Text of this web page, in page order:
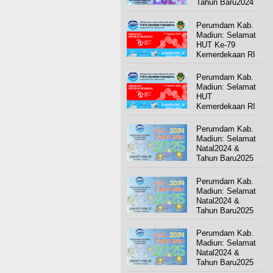
Tahun Baru2024
Perumdam Kab.
Madiun: Selamat
HUT Ke-79
Kemerdekaan RI
Perumdam Kab.
Madiun: Selamat
HUT
Kemerdekaan RI
Perumdam Kab.
Madiun: Selamat
Natal2024 &
Tahun Baru2025
Perumdam Kab.
Madiun: Selamat
Natal2024 &
Tahun Baru2025
Perumdam Kab.
Madiun: Selamat
Natal2024 &
Tahun Baru2025